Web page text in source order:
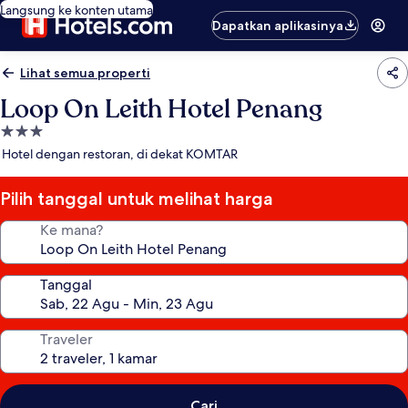
Langsung ke konten utama
Dapatkan aplikasinya
Lihat semua properti
Loop On Leith Hotel Penang
Properti
bintang
Hotel dengan restoran, di dekat KOMTAR
Pilih tanggal untuk melihat harga
Ke mana?
Tanggal
Traveler